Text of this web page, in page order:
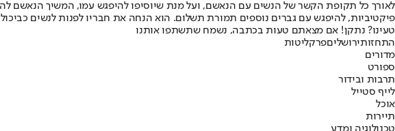
לאורך כל תקופת הקשר של הנשים עם הנאשם, ועל מנת שיוסיפו להיפגש עמו, המשיך הנאשם
פיקטיביות, להיפגש עם גברים נוספים תמורת תשלום. הוא הנחה את חבריו לפנות לנשים
טעינו? נתקן! אם מצאתם טעות בכתבה, נשמח שתשתפו אותנו
התחזותירושליםפרקליטות
מדורים
ספורט
תרבות ובידור
לייף סטייל
אוכל
תיירות